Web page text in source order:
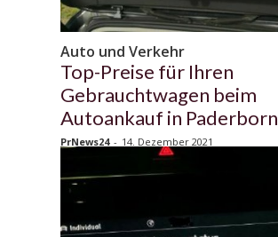
Auto und Verkehr
Top-Preise für Ihren
Gebrauchtwagen beim
Autoankauf in Paderborn
PrNews24 - 14. Dezember 2021